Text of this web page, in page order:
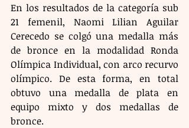
En los resultados de la categoría sub
21 femenil, Naomi Lilian Aguilar
Cerecedo se colgó una medalla más
de bronce en la modalidad Ronda
Olímpica Individual, con arco recurvo
olímpico. De esta forma, en total
obtuvo una medalla de plata en
equipo mixto y dos medallas de
bronce.